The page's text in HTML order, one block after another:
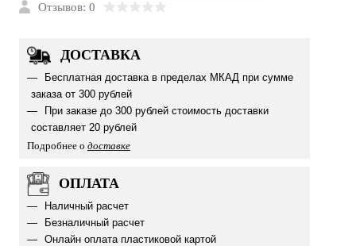
Отзывов: 0
ДОСТАВКА
Бесплатная доставка в пределах МКАД при сумме
заказа от 300 рублей
При заказе до 300 рублей стоимость доставки
составляет 20 рублей
Подробнее о доставке
ОПЛАТА
Наличный расчет
Безналичный расчет
Онлайн оплата пластиковой картой